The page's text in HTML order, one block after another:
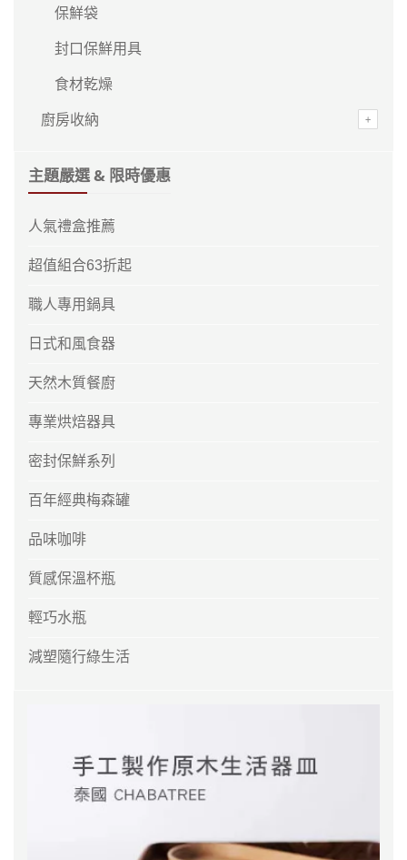
保鮮袋
封口保鮮用具
食材乾燥
廚房收納
主題嚴選 & 限時優惠
人氣禮盒推薦
超值組合63折起
職人專用鍋具
日式和風食器
天然木質餐廚
專業烘焙器具
密封保鮮系列
百年經典梅森罐
品味咖啡
質感保溫杯瓶
輕巧水瓶
減塑隨行綠生活